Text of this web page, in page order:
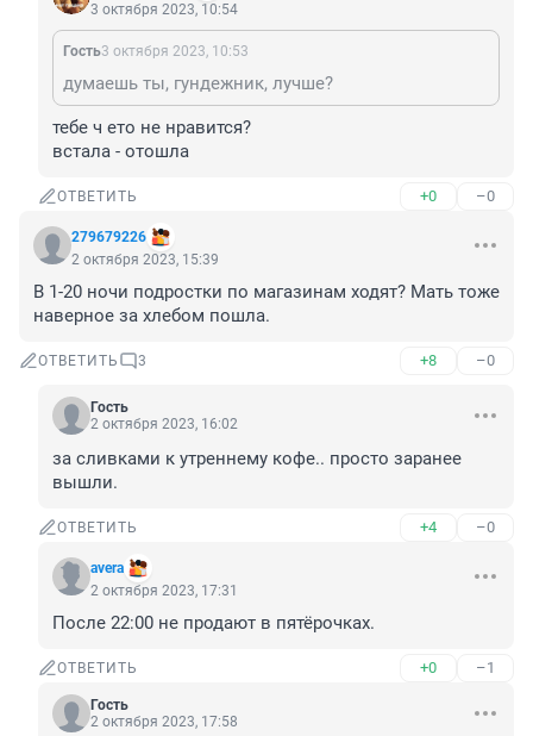
3 октября 2023, 10:54
Гость3 октября 2023, 10:53
думаешь ты, гундежник, лучше?
тебе ч ето не нравится?
встала - отошла
ОТВЕТИТЬ +0 –0
279679226
2 октября 2023, 15:39
В 1-20 ночи подростки по магазинам ходят? Мать тоже
наверное за хлебом пошла.
ОТВЕТИТЬ 3 +8 –0
Гость
2 октября 2023, 16:02
за сливками к утреннему кофе.. просто заранее
вышли.
ОТВЕТИТЬ +4 –0
avera
2 октября 2023, 17:31
После 22:00 не продают в пятёрочках.
ОТВЕТИТЬ +0 –1
Гость
2 октября 2023, 17:58